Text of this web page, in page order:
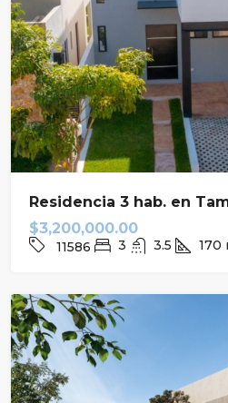
Residencia 3 hab. en
$3,200,000.00
11586 3 3.5 170